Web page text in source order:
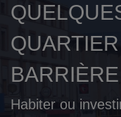
Habiter ou